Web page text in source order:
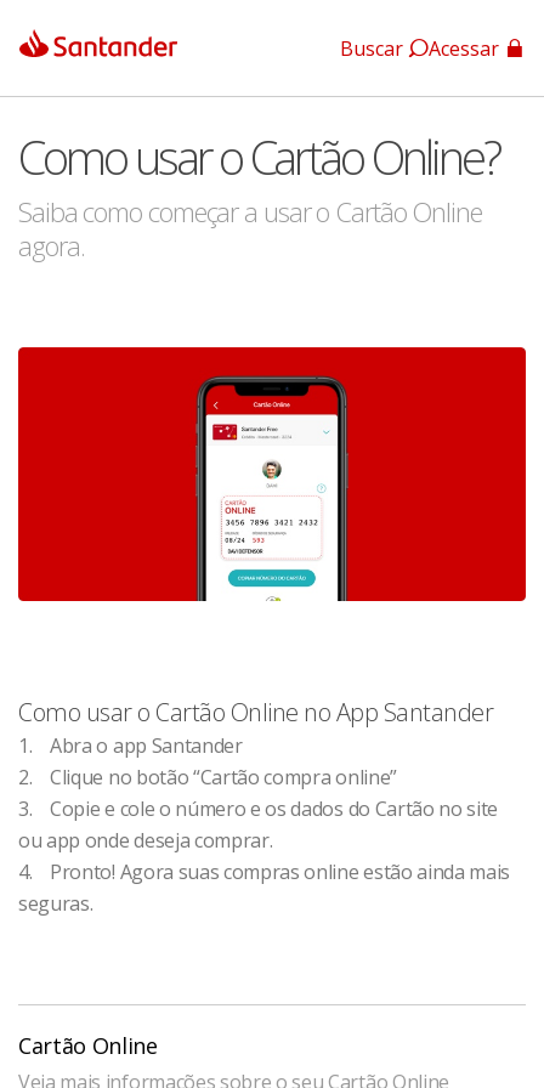
App Santander
App Santander Empresas
Buscar Acessar
Como usar o Cartão Online?
Saiba como começar a usar o Cartão Online
agora.
Como usar o Cartão Online no App Santander
1. Abra o app Santander
2. Clique no botão “Cartão compra online”
3. Copie e cole o número e os dados do Cartão no site
ou app onde deseja comprar.
4. Pronto! Agora suas compras online estão ainda mais
seguras.
Cartão Online
Veja mais informações sobre o seu Cartão Online